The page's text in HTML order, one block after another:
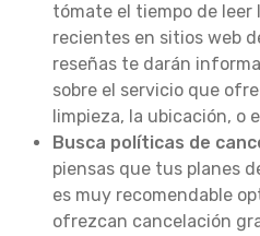
tómate el tiempo de leer
recientes en sitios web
reseñas te darán
sobre el servicio que
limpieza, la ubicación, o
Busca políticas de
piensas que tus planes
es muy recomendable
ofrezcan cancelación